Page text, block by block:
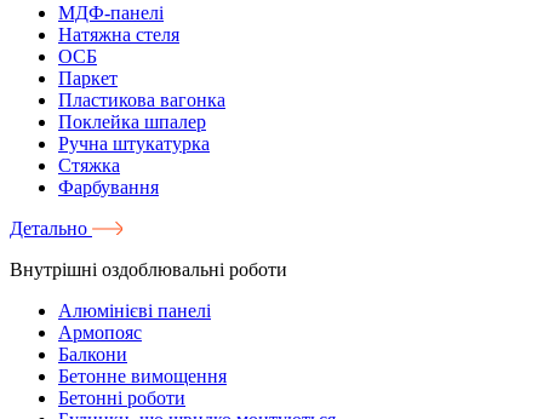
МДФ-панелі
Натяжна стеля
ОСБ
Паркет
Пластикова вагонка
Поклейка шпалер
Ручна штукатурка
Стяжка
Фарбування
Детально
Внутрішні оздоблювальні роботи
Алюмінієві панелі
Армопояс
Балкони
Бетонне вимощення
Бетонні роботи